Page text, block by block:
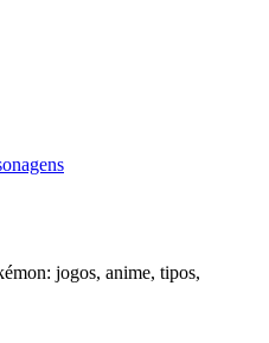
jogos, anime, tipos,